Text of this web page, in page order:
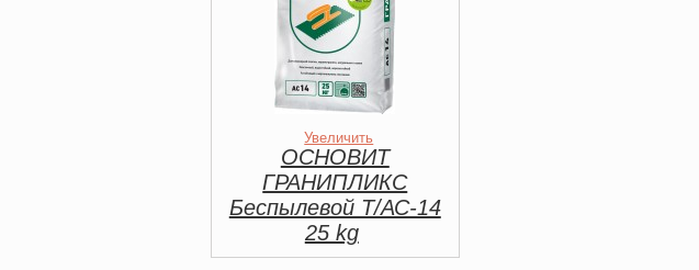
Увеличить
ОСНОВИТ
ГРАНИПЛИКС
Беспылевой Т/АС-14
25 kg